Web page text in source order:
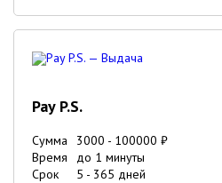
Pay P.S.
Сумма 3000 - 100000 ₽
Время
до 1 минуты
Срок
5 - 365 дней